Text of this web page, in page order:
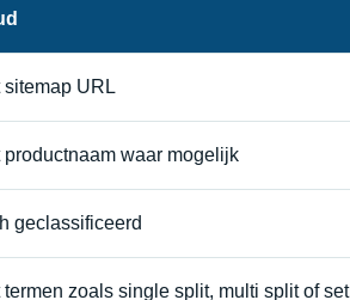
URL
waar mogelijk
geclassificeerd
zoals single split, multi split of set